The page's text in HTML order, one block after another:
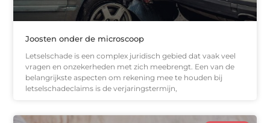
Joosten onder de microscoop
Letselschade is een complex juridisch gebied dat vaak veel
vragen en onzekerheden met zich meebrengt. Een van de
belangrijkste aspecten om rekening mee te houden bij
letselschadeclaims is de verjaringstermijn,